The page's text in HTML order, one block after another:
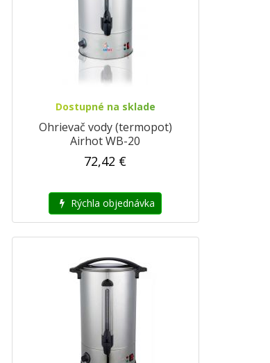
Dostupné na sklade
Ohrievač vody (termopot)
Airhot WB-20
72,42 €
Rýchla objednávka